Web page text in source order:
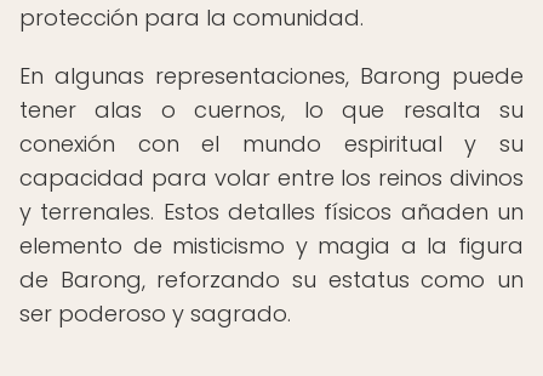
protección para la comunidad.
En algunas representaciones, Barong puede
tener alas o cuernos, lo que resalta su
conexión con el mundo espiritual y su
capacidad para volar entre los reinos divinos
y terrenales. Estos detalles físicos añaden un
elemento de misticismo y magia a la figura
de Barong, reforzando su estatus como un
ser poderoso y sagrado.